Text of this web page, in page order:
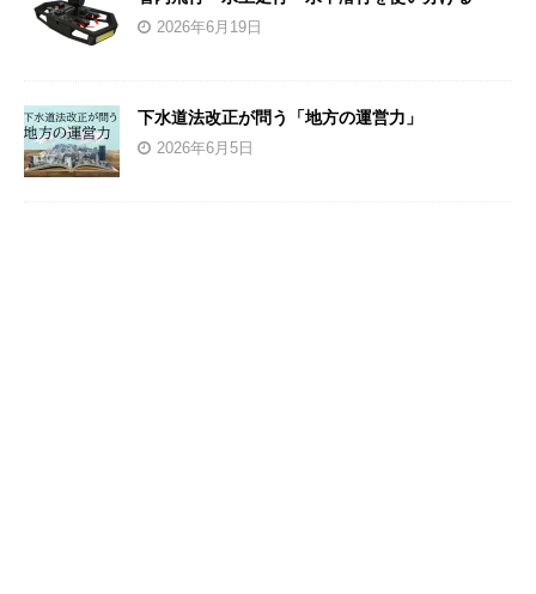
2026年6月19日
下水道法改正が問う「地方の運営力」
2026年6月5日